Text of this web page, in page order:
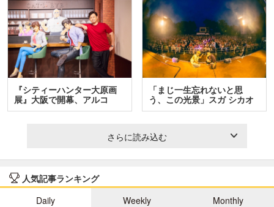
『シティーハンター大原画
展』大阪で開幕、アルコ
＆…
「まじ一生忘れないと思
う、この光景」スガ シカオ
と…
さらに読み込む
人気記事ランキング
Daily
Weekly Monthly